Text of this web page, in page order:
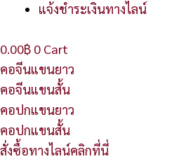
แจ้งชำระเงินทางไลน์
0.00฿ 0 Cart
คอจีนแขนยาว
คอจีนแขนสั้น
คอปกแขนยาว
คอปกแขนสั้น
สั่งซื้อทางไลน์คลิกที่นี่